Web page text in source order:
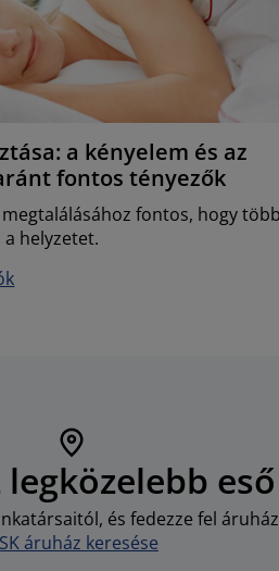
a kényelem és az
fontos tényezők
fontos, hogy több
helyzetet.
és fedezze fel
áruház keresése